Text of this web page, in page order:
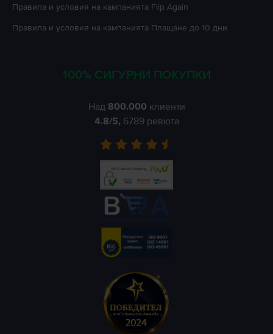
Правила и условия на кампанията Flip Again
Правила и условия на кампанията Плащане до 10 дни
100% СИГУРНИ ПОКУПКИ
Над 800.000 клиенти
4.8/5, 6789 ревюта